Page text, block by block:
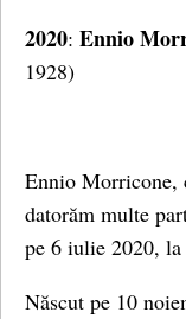
2020: Ennio
1928)
Ennio
datorăm multe
pe 6 iulie 2020, la
Născut pe 10